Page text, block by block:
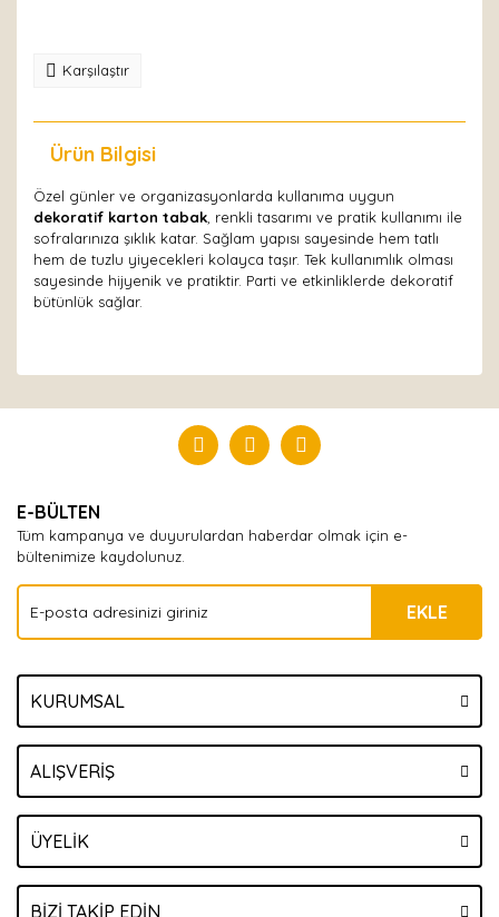
Karşılaştır
Ürün Bilgisi
Özel günler ve organizasyonlarda kullanıma uygun
dekoratif karton tabak , renkli tasarımı ve pratik kullanımı ile
sofralarınıza şıklık katar. Sağlam yapısı sayesinde hem tatlı
hem de tuzlu yiyecekleri kolayca taşır. Tek kullanımlık olması
sayesinde hijyenik ve pratiktir. Parti ve etkinliklerde dekoratif
bütünlük sağlar.
Yorum Yaz
E-BÜLTEN
Tüm kampanya ve duyurulardan haberdar olmak için e-
bültenimize kaydolunuz.
EKLE
KURUMSAL
ALIŞVERİŞ
ÜYELİK
BİZİ TAKİP EDİN